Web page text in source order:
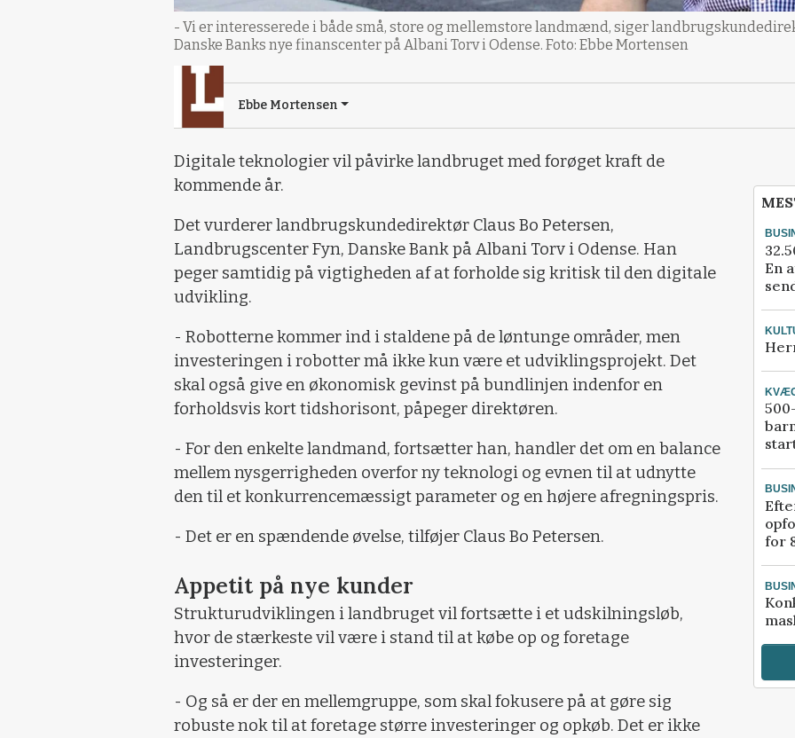
- Vi er interesserede i både små, store og mellemstore landmænd, siger
Danske Banks nye finanscenter på Albani Torv i Odense. Foto: Ebbe Mortensen
Ebbe Mortensen
Digitale teknologier vil påvirke landbruget med forøget kraft de
kommende år.
Det vurderer landbrugskundedirektør Claus Bo Petersen,
Landbrugscenter Fyn, Danske Bank på Albani Torv i Odense. Han
peger samtidig på vigtigheden af at forholde sig kritisk til den digitale
udvikling.
- Robotterne kommer ind i staldene på de løntunge områder, men
investeringen i robotter må ikke kun være et udviklingsprojekt. Det
skal også give en økonomisk gevinst på bundlinjen indenfor en
forholdsvis kort tidshorisont, påpeger direktøren.
- For den enkelte landmand, fortsætter han, handler det om en balance
mellem nysgerrigheden overfor ny teknologi og evnen til at udnytte
den til et konkurrencemæssigt parameter og en højere afregningspris.
- Det er en spændende øvelse, tilføjer Claus Bo Petersen.
Appetit på nye kunder
Strukturudviklingen i landbruget vil fortsætte i et udskilningsløb,
hvor de stærkeste vil være i stand til at købe op og foretage
investeringer.
- Og så er der en mellemgruppe, som skal fokusere på at gøre sig
robuste nok til at foretage større investeringer og opkøb. Det er ikke
En
for